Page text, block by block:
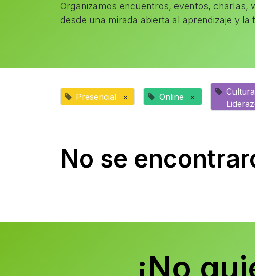
Organizamos encuentros, eventos, charlas,
desde una mirada abierta al aprendizaje y la
Presencial × Online ×
No se
¡No